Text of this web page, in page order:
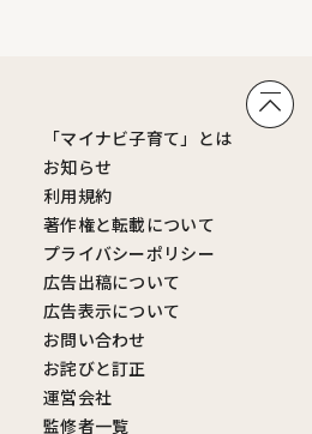
「マイナビ子育て」とは
お知らせ
利用規約
著作権と転載について
プライバシーポリシー
広告出稿について
広告表示について
お問い合わせ
お詫びと訂正
運営会社
監修者一覧